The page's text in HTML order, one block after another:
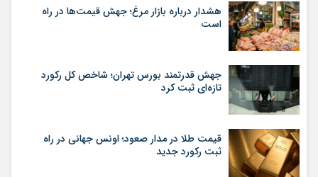
هشدار درباره بازار مرغ؛ جهش قیمت‌ها در راه
است
جهش قدرتمند بورس تهران؛ شاخص کل رکورد
تازه‌ای ثبت کرد
قیمت طلا در مدار صعود؛ اونس جهانی در راه
ثبت رکورد جدید